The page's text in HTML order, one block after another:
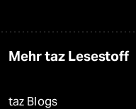
Mehr taz Lesestoff
taz Blogs